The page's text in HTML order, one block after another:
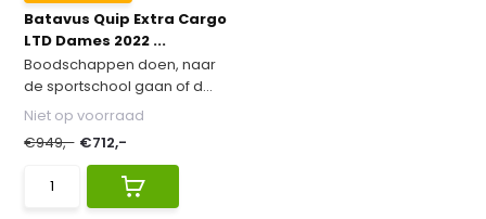
Batavus Quip Extra Cargo
LTD Dames 2022 ...
Boodschappen doen, naar
de sportschool gaan of d...
Niet op voorraad
€949,- €712,-